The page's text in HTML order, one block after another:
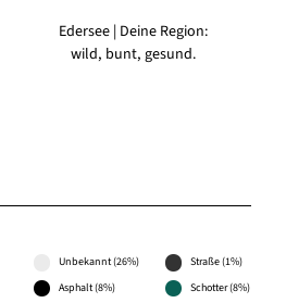
Edersee | Deine Region:
wild, bunt, gesund.
Unbekannt (26%)
Straße (1%)
Asphalt (8%)
Schotter (8%)